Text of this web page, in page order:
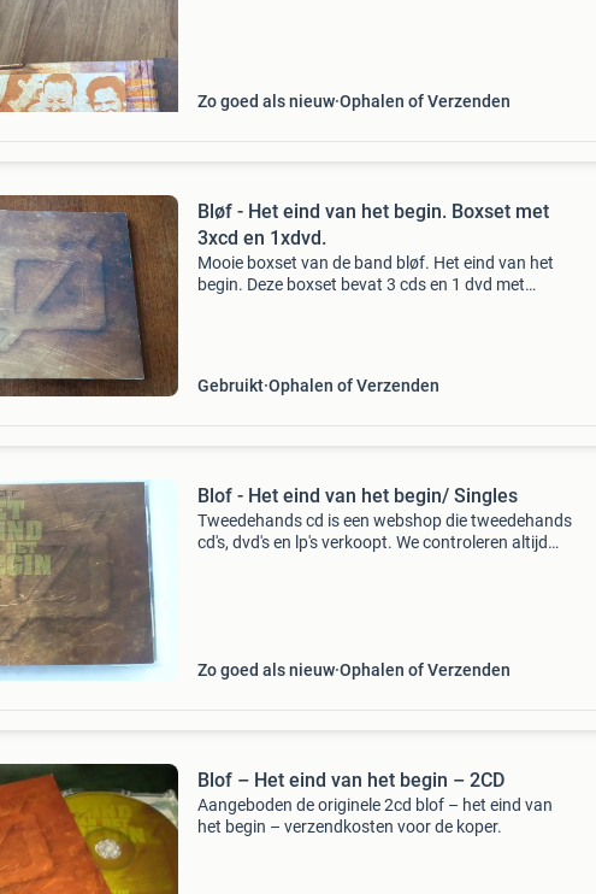
Zo goed als nieuw Ophalen of Verzenden
Bløf - Het eind van het begin. Boxset met
3xcd en 1xdvd.
Mooie boxset van de band bløf. Het eind van het
begin. Deze boxset bevat 3 cds en 1 dvd met
Gebruikt Ophalen of Verzenden
Blof - Het eind van het begin/ Singles
Tweedehands cd is een webshop die tweedehands
cd's, dvd's en lp's verkoopt. We controleren altijd
Zo goed als nieuw Ophalen of Verzenden
Blof – Het eind van het begin – 2CD
Aangeboden de originele 2cd blof – het eind van
het begin – verzendkosten voor de koper.